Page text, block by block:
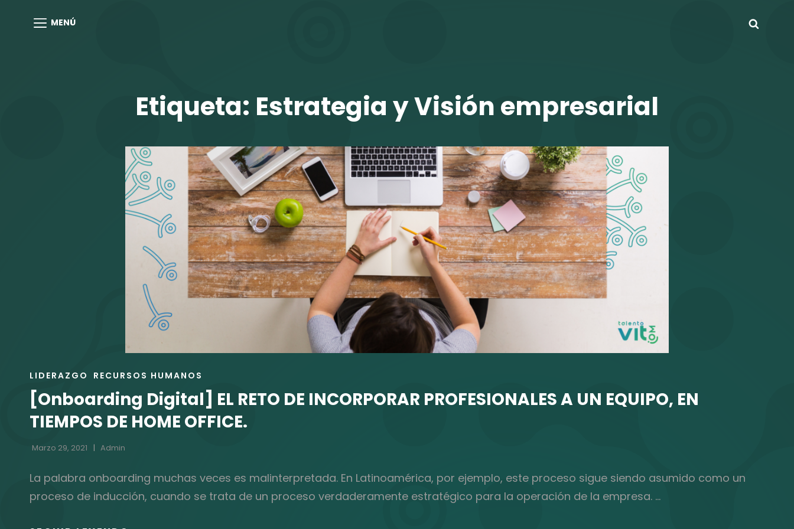
MENÚ
Etiqueta: Estrategia y Visión empresarial
ENLACES
DE
LAS
CATEGORÍAS
LIDERAZGO RECURSOS HUMANOS
[Onboarding Digital] EL RETO DE INCORPORAR PROFESIONALES A UN EQUIPO, EN
TIEMPOS DE HOME OFFICE.
Marzo 29, 2021 Admin
La palabra onboarding muchas veces es malinterpretada. En Latinoamérica, por ejemplo, este proceso sigue siendo asumido como un
proceso de inducción, cuando se trata de un proceso verdaderamente estratégico para la operación de la empresa. …